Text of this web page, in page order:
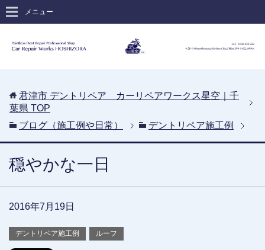
メニュー
君津市 デントリペア カーリペアワークス星空｜千
葉県 TOP
ブログ（施工例や日常）
デントリペア施工例
穏やかな一日
2016年7月19日
デントリペア施工例 ルーフ